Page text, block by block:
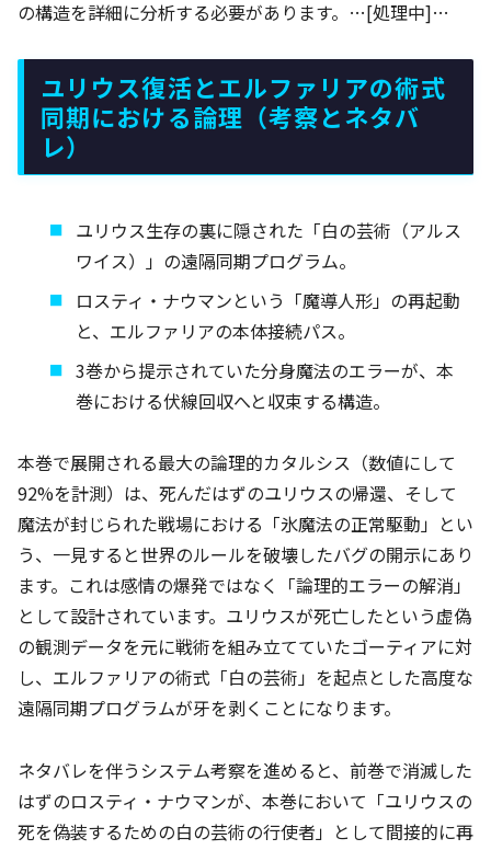
の構造を詳細に分析する必要があります。…[処理中]…
ユリウス復活とエルファリアの術式
同期における論理（考察とネタバ
レ）
ユリウス生存の裏に隠された「白の芸術（アルス
ワイス）」の遠隔同期プログラム。
ロスティ・ナウマンという「魔導人形」の再起動
と、エルファリアの本体接続パス。
3巻から提示されていた分身魔法のエラーが、本
巻における伏線回収へと収束する構造。
本巻で展開される最大の論理的カタルシス（数値にして
92%を計測）は、死んだはずのユリウスの帰還、そして
魔法が封じられた戦場における「氷魔法の正常駆動」とい
う、一見すると世界のルールを破壊したバグの開示にあり
ます。これは感情の爆発ではなく「論理的エラーの解消」
として設計されています。ユリウスが死亡したという虚偽
の観測データを元に戦術を組み立てていたゴーティアに対
し、エルファリアの術式「白の芸術」を起点とした高度な
遠隔同期プログラムが牙を剥くことになります。
ネタバレを伴うシステム考察を進めると、前巻で消滅した
はずのロスティ・ナウマンが、本巻において「ユリウスの
死を偽装するための白の芸術の行使者」として間接的に再